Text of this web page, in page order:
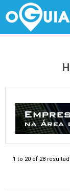
1 to 20 of 28